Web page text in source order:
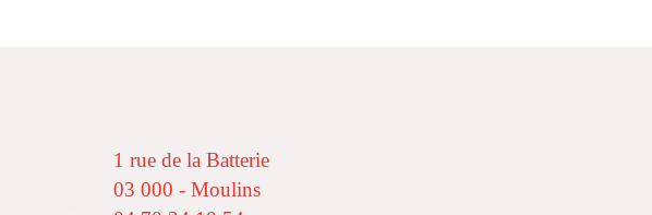
1 rue de la Batterie
03 000 - Moulins